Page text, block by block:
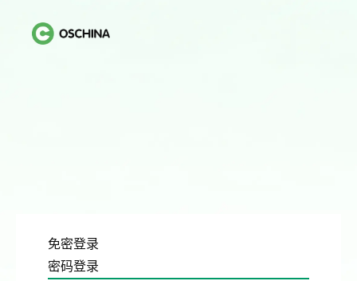
免密登录
密码登录